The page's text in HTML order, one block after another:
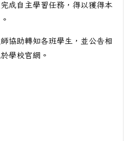
成自主學習任務，得以獲得本
協助轉知各班學生，並公告相
學校官網。